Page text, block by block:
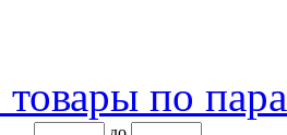
по